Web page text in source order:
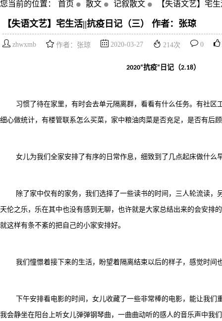
您当前的位置： 首页 散文 记叙散文 【失语文艺】宅
【失语文艺】宅生活||抗疫日记（三） 作者：张琼
zhwxmb 作者：张琼 2020-03-27 214次 0
2020“抗疫” 日记（2.18）
习惯了待在家里，有时会去单元隔离群，看看有什么任务。有社区
细心做统计，有楼管联系怎么买菜，家中粮油肉菜是否充足，是否有后
女儿为我们全家安排了有序的日常作息，细致到了几点起床做什么
除了家中仅有的家务，我们选择了一些读书的时间，三人轮流读，
天伦之乐，乐在其中也没有感到无聊，也许就是大家总结出来的会安排
就这样有条不紊的把自己的小家安排好。
我们憧憬着接下来的生活，盼望着隔离结束以后的样子，感觉时间
下午安排看电影的时间，女儿收藏了一些非常棒的电影，能让我们
我会静坐在阳台上听女儿弹弹钢琴曲，一曲曲动听的感人的音乐声中我